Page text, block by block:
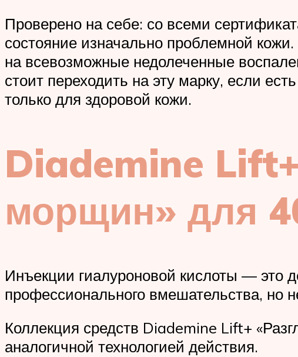
Проверено на себе: со всеми
состояние изначально проблемной
на всевозможные недолеченные
стоит переходить на эту марку, если
только для здоровой кожи.
Diademine
морщин» для
Инъекции гиалуроновой кислоты —
профессионального вмешательства, но
Коллекция средств Diademine Lift+
аналогичной технологией действия.